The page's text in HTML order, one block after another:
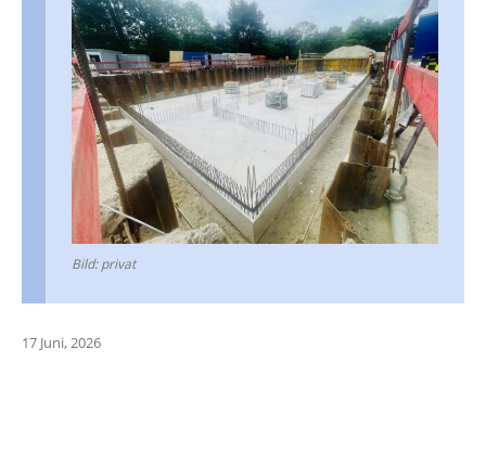
Bild: pri­vat
17 Juni, 2026